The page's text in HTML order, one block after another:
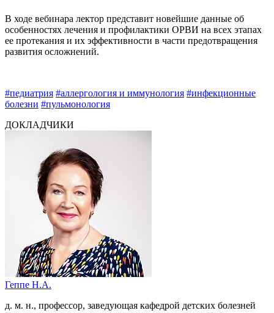
В ходе вебинара лектор представит новейшие данные об
особенностях лечения и профилактики ОРВИ на всех этапах
ее протекания и их эффективности в части предотвращения
развития осложнений.
#педиатрия #аллергология и иммунология #инфекционные
болезни #пульмонология
ДОКЛАДЧИКИ
Геппе Н.А.
д. м. н., профессор, заведующая кафедрой детских болезней